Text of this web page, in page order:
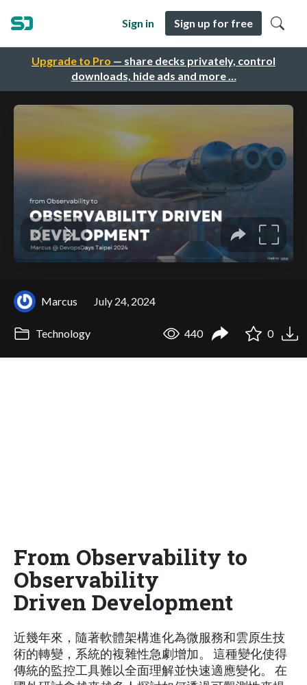
Upgrade to Pro — share decks privately, control
downloads, hide ads and more …
Sign in Sign up for free
Marcus July 24, 2024
Technology 440 0
From Observability to
Observability
Driven Development
近幾年來，隨著軟體架構進化為微服務和雲原生技
術的轉變，系統的複雜性急劇增加。 這種變化使得
傳統的監控工具難以全面理解並快速適應變化。 在